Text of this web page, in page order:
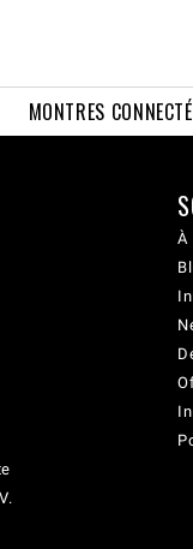
MONTRES
À